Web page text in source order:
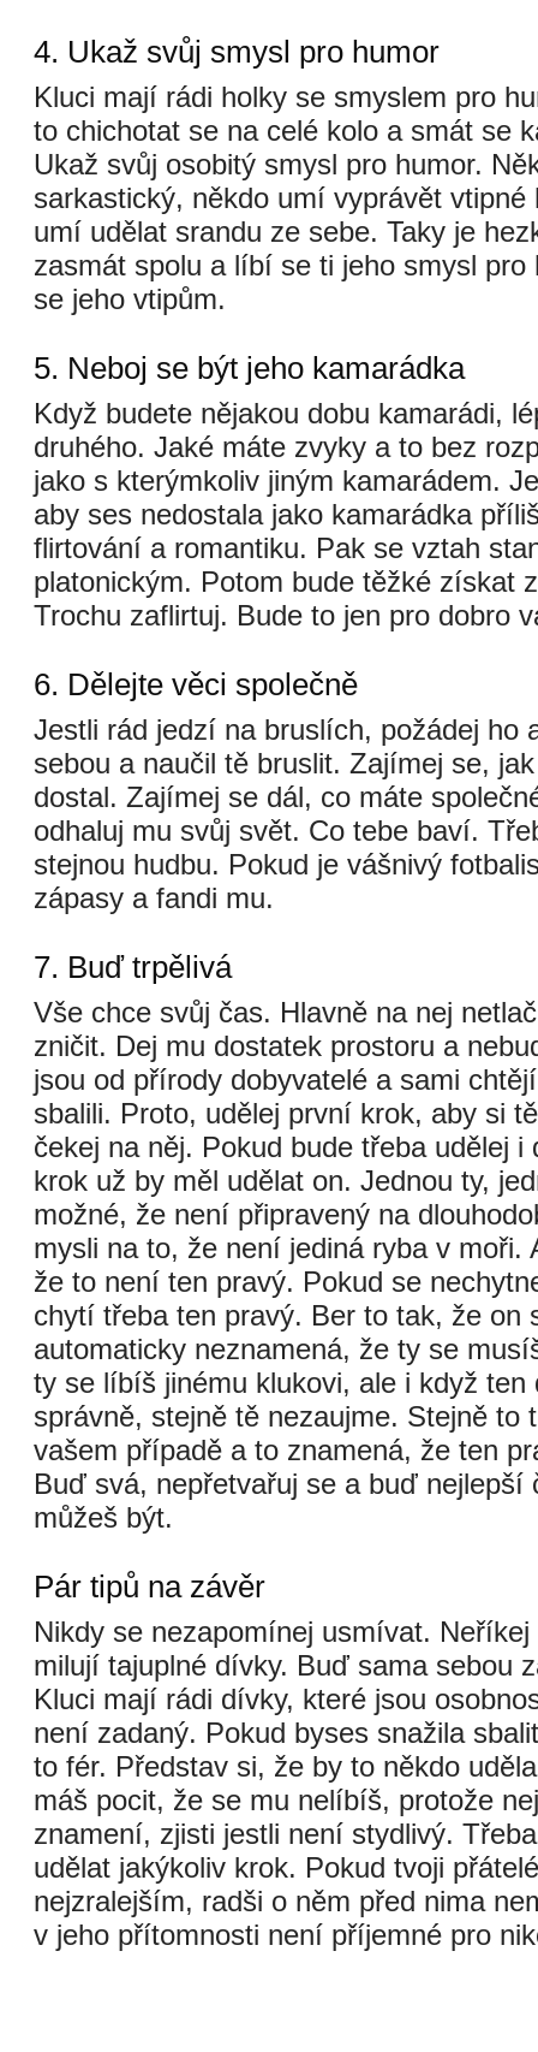
4. Ukaž svůj smysl pro humor
Kluci mají rádi holky se smyslem pro
to chichotat se na celé kolo a smát se
Ukaž svůj osobitý smysl pro humor.
sarkastický, někdo umí vyprávět vtipné
umí udělat srandu ze sebe. Taky je
zasmát spolu a líbí se ti jeho smysl pro
se jeho vtipům.
5. Neboj se být jeho kamarádka
Když budete nějakou dobu kamarádi,
druhého. Jaké máte zvyky a to bez
jako s kterýmkoliv jiným kamarádem.
aby ses nedostala jako kamarádka
flirtování a romantiku. Pak se vztah
platonickým. Potom bude těžké získat
Trochu zaflirtuj. Bude to jen pro dobro
6. Dělejte věci společně
Jestli rád jedzí na bruslích, požádej ho
sebou a naučil tě bruslit. Zajímej se,
dostal. Zajímej se dál, co máte
odhaluj mu svůj svět. Co tebe baví.
stejnou hudbu. Pokud je vášnivý
zápasy a fandi mu.
7. Buď trpělivá
Vše chce svůj čas. Hlavně na nej
zničit. Dej mu dostatek prostoru a
jsou od přírody dobyvatelé a sami
sbalili. Proto, udělej první krok, aby si
čekej na něj. Pokud bude třeba udělej i
krok už by měl udělat on. Jednou ty,
možné, že není připravený na
mysli na to, že není jediná ryba v moři.
že to není ten pravý. Pokud se
chytí třeba ten pravý. Ber to tak, že on
automaticky neznamená, že ty se
ty se líbíš jinému klukovi, ale i když ten
správně, stejně tě nezaujme. Stejně to
vašem případě a to znamená, že ten
Buď svá, nepřetvařuj se a buď nejlepší
můžeš být.
Pár tipů na závěr
Nikdy se nezapomínej usmívat.
milují tajuplné dívky. Buď sama sebou
Kluci mají rádi dívky, které jsou
není zadaný. Pokud byses snažila
to fér. Představ si, že by to někdo
máš pocit, že se mu nelíbíš, protože
znamení, zjisti jestli není stydlivý.
udělat jakýkoliv krok. Pokud tvoji
nejzralejším, radši o něm před nima
v jeho přítomnosti není příjemné pro